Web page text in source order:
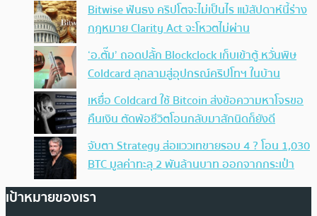
Bitwise ฟันธง คริปโตจะไม่เป็นไร แม้สัปดาห์นี้ร่าง
กฎหมาย Clarity Act จะโหวตไม่ผ่าน
‘อ.ตั๊ม’ ถอดปลั้ก Blockclock เก็บเข้าตู้ หวั่นพิษ
Coldcard ลุกลามสู่อุปกรณ์คริปโทฯ ในบ้าน
เหยื่อ Coldcard ใช้ Bitcoin ส่งข้อความหาโจรขอ
คืนเงิน ตัดพ้อชีวิตโอนกลับมาสักนิดก็ยังดี
จับตา Strategy ส่อแววเทขายรอบ 4 ? โอน 1,030
BTC มูลค่าทะลุ 2 พันล้านบาท ออกจากกระเป๋า
เป้าหมายของเรา